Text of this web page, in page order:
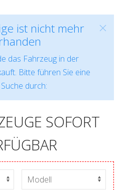
ist nicht mehr
das Fahrzeug in der
Bitte führen Sie eine
durch:
SOFORT